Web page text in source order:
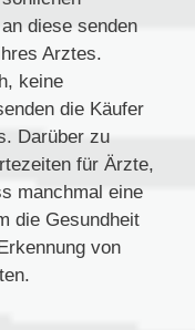
diese senden
Arztes.
keine
die Käufer
Darüber zu
für Ärzte,
manchmal eine
die Gesundheit
von